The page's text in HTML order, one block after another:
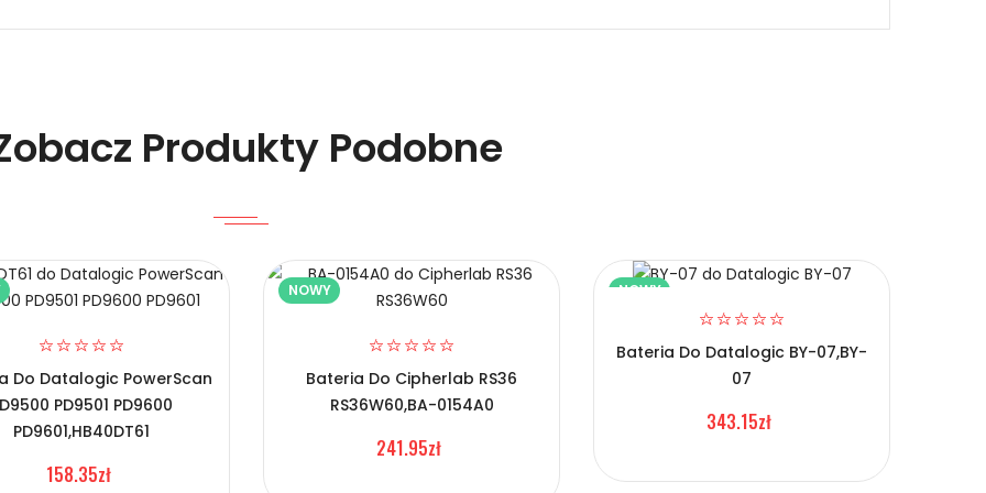
Hikvision TH5000?
Produkty Podobne
Do Datalogic PowerScan
PD9501 PD9600
PD9601,HB40DT61
158.35zł
NOWY
Bateria Do Cipherlab RS36
RS36W60,BA-0154A0
241.95zł
NOWY
Bateria Do Datalogic BY-07,BY-
07
343.15zł